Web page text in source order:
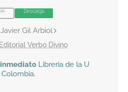
Descarga
Gil Arbiol
Editorial Verbo Divino
Libreria de la U
Colombia.